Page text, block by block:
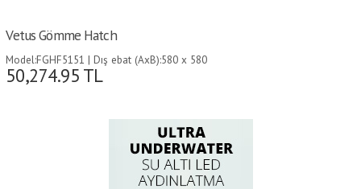
Vetus Gömme Hatch
Model:FGHF5151 | Dış ebat (AxB):580 x 580
mm | Kesim Ebadı (CxD):507 x 507 mm |
50,274.95 TL